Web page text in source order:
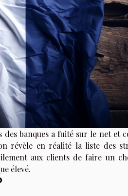
des banques a fuité sur le net et
révèle en réalité la liste des
aux clients de faire un
élevé.